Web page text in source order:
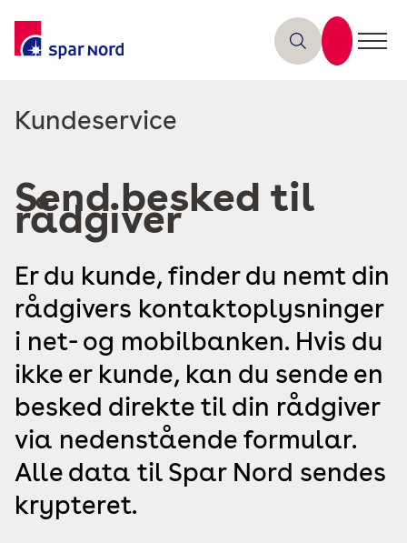
Read
Kundeservice
Send besked til
rådgiver
Er du kunde, finder du nemt din
rådgivers kontaktoplysninger
i net- og mobilbanken. Hvis du
ikke er kunde, kan du sende en
besked direkte til din rådgiver
via nedenstående formular.
Alle data til Spar Nord sendes
krypteret.